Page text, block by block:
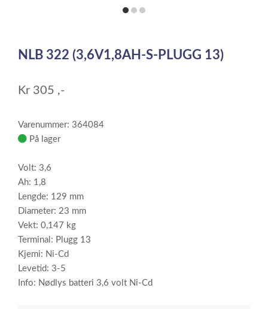
itemitemitem
of
NLB 322 (3,6V1,8AH-S-PLUGG 13)
Kr 305 ,-
Varenummer: 364084
På lager
Volt: 3,6
Ah: 1,8
Lengde: 129 mm
Diameter: 23 mm
Vekt: 0,147 kg
Terminal: Plugg 13
Kjemi: Ni-Cd
Levetid: 3-5
Info: Nødlys batteri 3,6 volt Ni-Cd